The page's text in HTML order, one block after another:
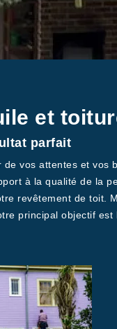
et
parfait
vos attentes et
à la qualité de la
revêtement de toit.
principal objectif est